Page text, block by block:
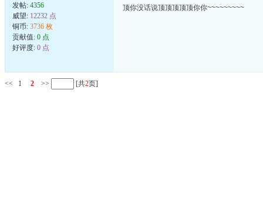
发帖: 4356
威望: 12232 点
铜币: 3736 枚
贡献值: 0 点
好评度: 0 点
顶你没话说顶顶顶顶顶你你~~~~~~~~~
<< 1 2 >> [共2页]